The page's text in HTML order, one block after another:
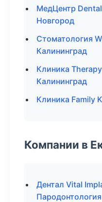
МедЦентр
Новгород
Стоматология
Калининград
Клиника
Калининград
Клиника Family
Компании в
Дентал Vital
Пародонтология